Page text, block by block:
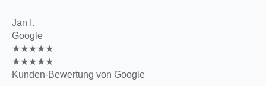
Jan I.
Google
★★★★★
★★★★★
Kunden-Bewertung von Google